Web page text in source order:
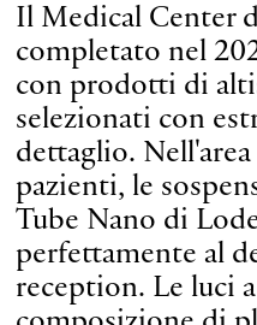
Il Medical Center
completato nel
con prodotti di
selezionati con
dettaglio.
pazienti, le
Tube Nano di
perfettamente al
reception. Le luci